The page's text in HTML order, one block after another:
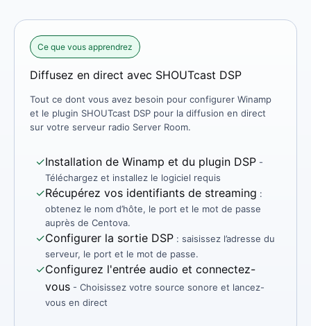
Ce que vous apprendrez
Diffusez en direct avec SHOUTcast DSP
Tout ce dont vous avez besoin pour configurer Winamp
et le plugin SHOUTcast DSP pour la diffusion en direct
sur votre serveur radio Server Room.
✓Installation de Winamp et du plugin DSP -
Téléchargez et installez le logiciel requis
✓Récupérez vos identifiants de streaming :
obtenez le nom d’hôte, le port et le mot de passe
auprès de Centova.
✓Configurer la sortie DSP : saisissez l’adresse du
serveur, le port et le mot de passe.
✓Configurez l'entrée audio et connectez-
vous - Choisissez votre source sonore et lancez-
vous en direct